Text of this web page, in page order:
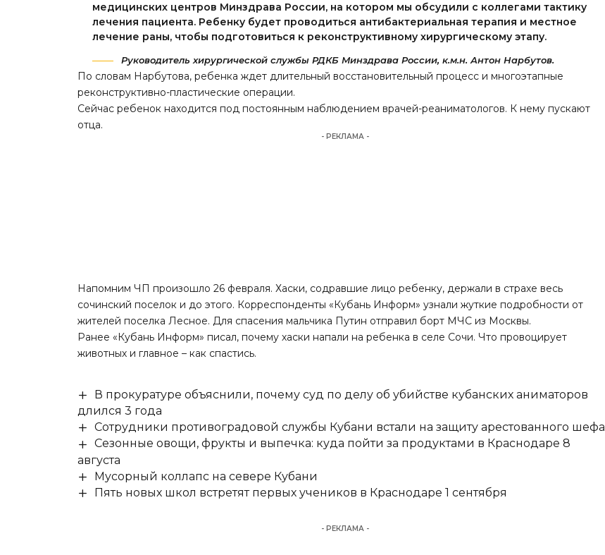
медицинских центров Минздрава России, на котором мы обсудили с коллегами тактику
лечения пациента. Ребенку будет проводиться антибактериальная терапия и местное
лечение раны, чтобы подготовиться к реконструктивному хирургическому этапу.
Руководитель хирургической службы РДКБ Минздрава России, к.м.н. Антон Нарбутов.
По словам Нарбутова, ребенка ждет длительный восстановительный процесс и многоэтапные
реконструктивно-пластические операции.
Сейчас ребенок находится под постоянным наблюдением врачей-реаниматологов. К нему пускают
отца.
- РЕКЛАМА -
Напомним ЧП произошло 26 февраля. Хаски, содравшие лицо ребенку, держали в страхе весь
сочинский поселок и до этого. Корреспонденты «Кубань Информ»узнали жуткие подробности от
жителей поселка Лесное. Для спасения мальчика Путин отправил борт МЧС из Москвы.
Ранее «Кубань Информ» писал, почему хаски напали на ребенка в селе Сочи. Что провоцирует
животных и главное – как спастись.
В прокуратуре объяснили, почему суд по делу об убийстве кубанских аниматоров
длился 3 года
Сотрудники противоградовой службы Кубани встали на защиту арестованного шефа
Сезонные овощи, фрукты и выпечка: куда пойти за продуктами в Краснодаре 8
августа
Мусорный коллапс на севере Кубани
Пять новых школ встретят первых учеников в Краснодаре 1 сентября
- РЕКЛАМА -